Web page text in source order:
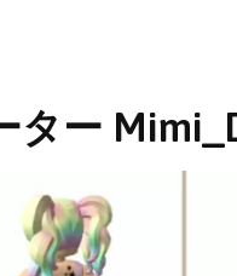
ター